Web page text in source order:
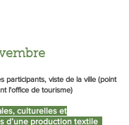
participants, viste de la ville (point
l'office de tourisme)
culturelles et
d’une production textile